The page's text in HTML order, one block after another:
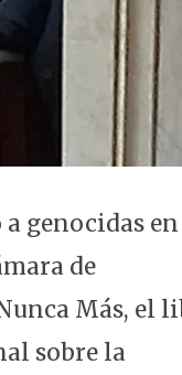
genocidas en
de
Más, el
sobre la